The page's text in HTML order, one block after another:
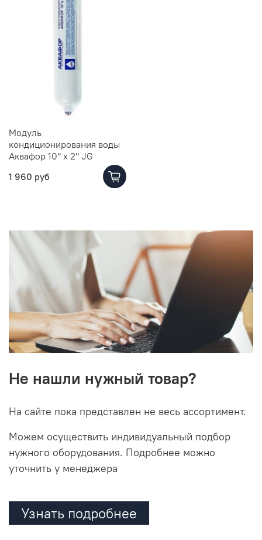
Модуль
кондиционирования воды
Аквафор 10" x 2" JG
1 960 руб
Не нашли нужный товар?
На сайте пока представлен не весь ассортимент.
Можем осуществить индивидуальный подбор
нужного оборудования. Подробнее можно
уточнить у менеджера
Узнать подробнее